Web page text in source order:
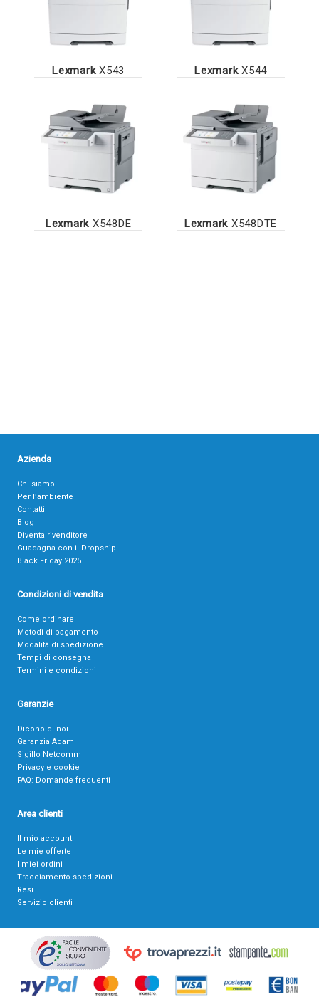
LexmarkX543 LexmarkX544
Lexmark X548DE Lexmark X548DTE
Azienda
Chi siamo
Per l’ambiente
Contatti
Blog
Diventa rivenditore
Guadagna con il Dropship
Black Friday 2025
Condizioni di vendita
Come ordinare
Metodi di pagamento
Modalità di spedizione
Tempi di consegna
Termini e condizioni
Garanzie
Dicono di noi
Garanzia Adam
Sigillo Netcomm
Privacy e cookie
FAQ: Domande frequenti
Area clienti
Il mio account
Le mie offerte
I miei ordini
Tracciamento spedizioni
Resi
Servizio clienti